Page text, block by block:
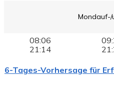
08:06
21:14
6-Tages-Vorhersage für